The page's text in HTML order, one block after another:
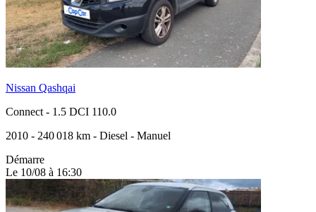
Nissan Qashqai
Connect - 1.5 DCI 110.0
2010 - 240 018 km - Diesel - Manuel
Démarre
Le 10/08 à 16:30